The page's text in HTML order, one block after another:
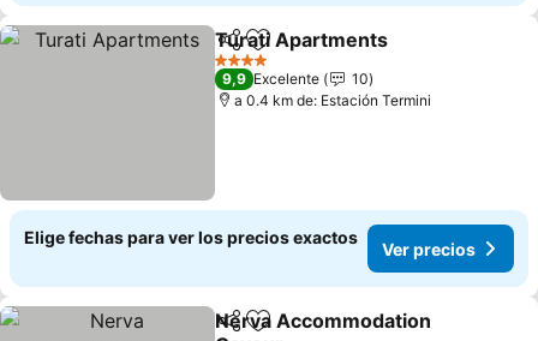
Compartir
Agregar a favoritos
Turati Apartments
4 Estrellas
9,9 Excelente
10
a 0.4 km de: Estación Termini
Elige fechas para ver los precios exactos
Ver precios
CompartirAgregar a favoritos
Nerva Accommodation